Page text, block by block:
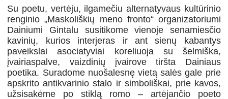
Su poetu, vertėju, ilgamečiu alternatyvaus kultūrinio
renginio „Maskoliškių meno fronto“ organizatoriumi
Dainiumi Gintalu susitikome vienoje senamiesčio
kavinių, kurios interjeras ir ant sienų kabantys
paveikslai asociatyviai koreliuoja su šelmiška,
įvairiaspalve, vaizdinių įvairove tiršta Dainiaus
poetika. Suradome nuošalesnę vietą salės gale prie
apskrito antikvarinio stalo ir simboliškai, prie kavos,
užsisakėme po stiklą romo – artėjančio poeto